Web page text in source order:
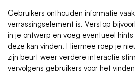
Gebruikers onthouden informatie
verrassingselement is. Verstop
in je ontwerp en voeg eventueel
deze kan vinden. Hiermee roep je
zijn beurt weer verdere interactie
vervolgens gebruikers voor het